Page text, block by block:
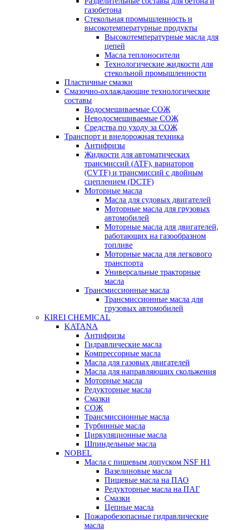
газобетона
Стекольная промышленность и
высокотемпературные продукты
Высокотемпературные масла для
цепей
Масла теплоносители
Технологические жидкости для
стекольной промышленности
Пластичные смазки
Смазочно-охлаждающие технологические
составы
Водосмешиваемые СОЖ
Неводосмешиваемые СОЖ
Средства по уходу за СОЖ
Транспорт и внедорожная техника
Антифризы
Жидкости для автоматических
трансмиссий (ATF), вариаторов
(CVTF) и трансмиссий с двойным
сцеплением (DCTF)
Моторные масла
Масла для судовых двигателей
Моторные масла для грузовых
автомобилей
Моторные масла для двигателей,
работающих на газообразном
топливе
Моторные масла для легкового
транспорта
Универсальные тракторные
масла
Трансмиссионные масла
Трансмиссионные масла для
грузовых автомобилей
KIREI CHEMICAL
KATANA
Антифризы
Гидравлические масла
Компрессорные масла
Масла для газовых двигателей
Масла для направляющих скольжения
Моторные масла
Редукторные масла
Смазки
СОЖ
Трансмиссионные масла
Турбинные масла
Циркуляционные масла
Шпиндельные масла
NOBEL
Масла с пищевым допуском NSF H1
Вазелиновые масла
Пищевые масла на ПАО
Редукторные масла на ПАГ
Смазки
Цепные масла
Пожаробезопасные гидравлические
масла